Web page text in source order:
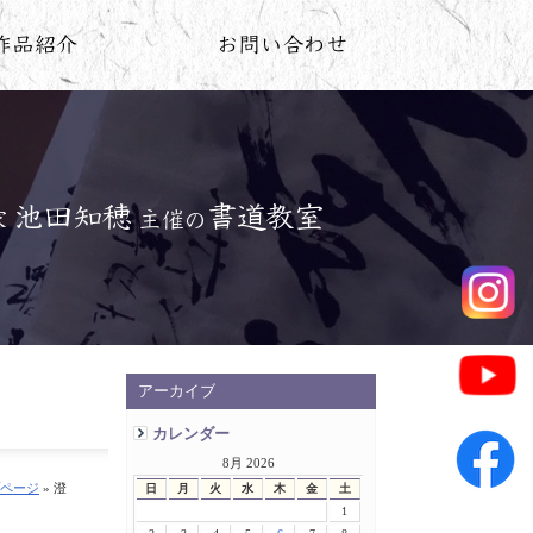
アーカイブ
カレンダー
8月 2026
日 月 火 水 木 金
土
1
ージ » 澄